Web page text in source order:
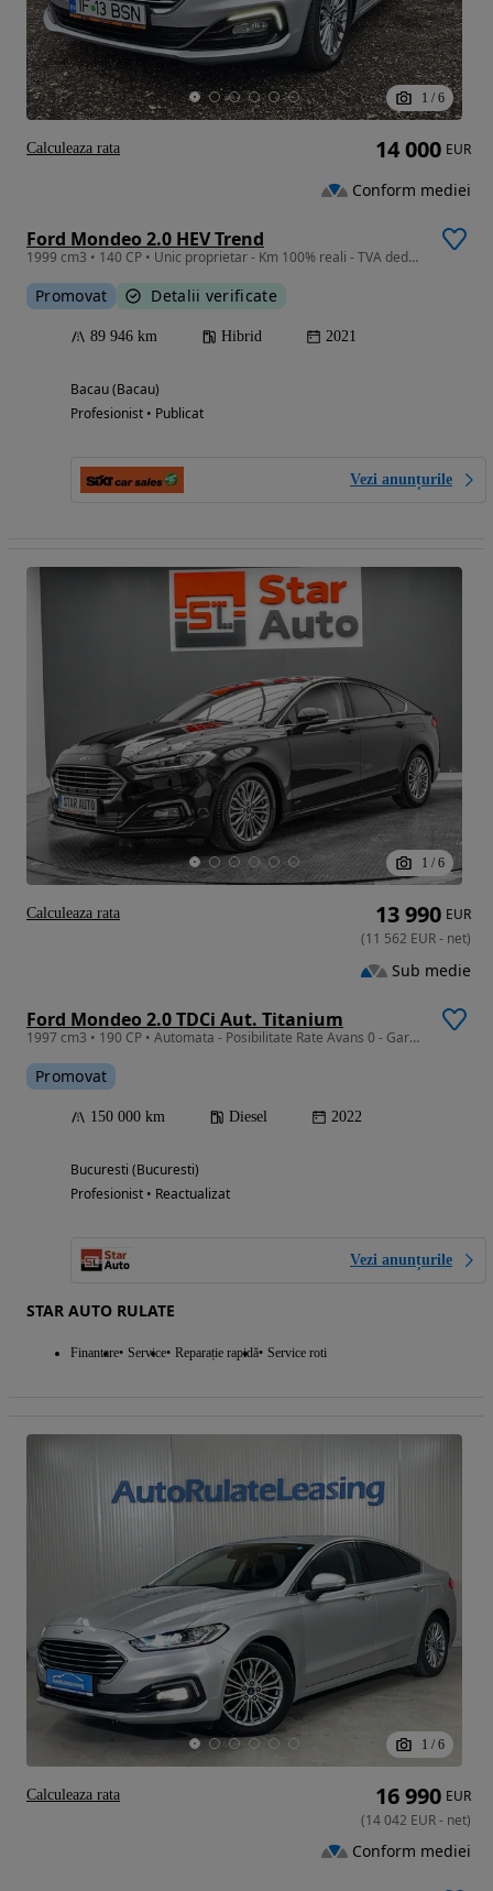
1 / 6
Ford Mondeo 2.0 HEV Trend
1999 cm3 • 140 CP • Unic proprietar - Km 100% reali - TVA deductibil
Promovat Detalii verificate
89 946 km Hibrid 2021
Bacau (Bacau)
Profesionist • Publicat
Vezi anunțurile
14 000 EUR
Conform mediei
Calculeaza rata
1 / 6
Ford Mondeo 2.0 TDCi Aut. Titanium
1997 cm3 • 190 CP • Automata - Posibilitate Rate Avans 0 - Garantie 12 Luni - IMPECABILA
Promovat
150 000 km Diesel 2022
Bucuresti (Bucuresti)
Profesionist • Reactualizat
Vezi anunțurile
STAR AUTO RULATE
Finantare Service Reparație rapidă Service roti
13 990 EUR
(11 562 EUR- net)
Sub medie
Calculeaza rata
1 / 6
16 990 EUR
(14 042 EUR- net)
Conform mediei
Calculeaza rata